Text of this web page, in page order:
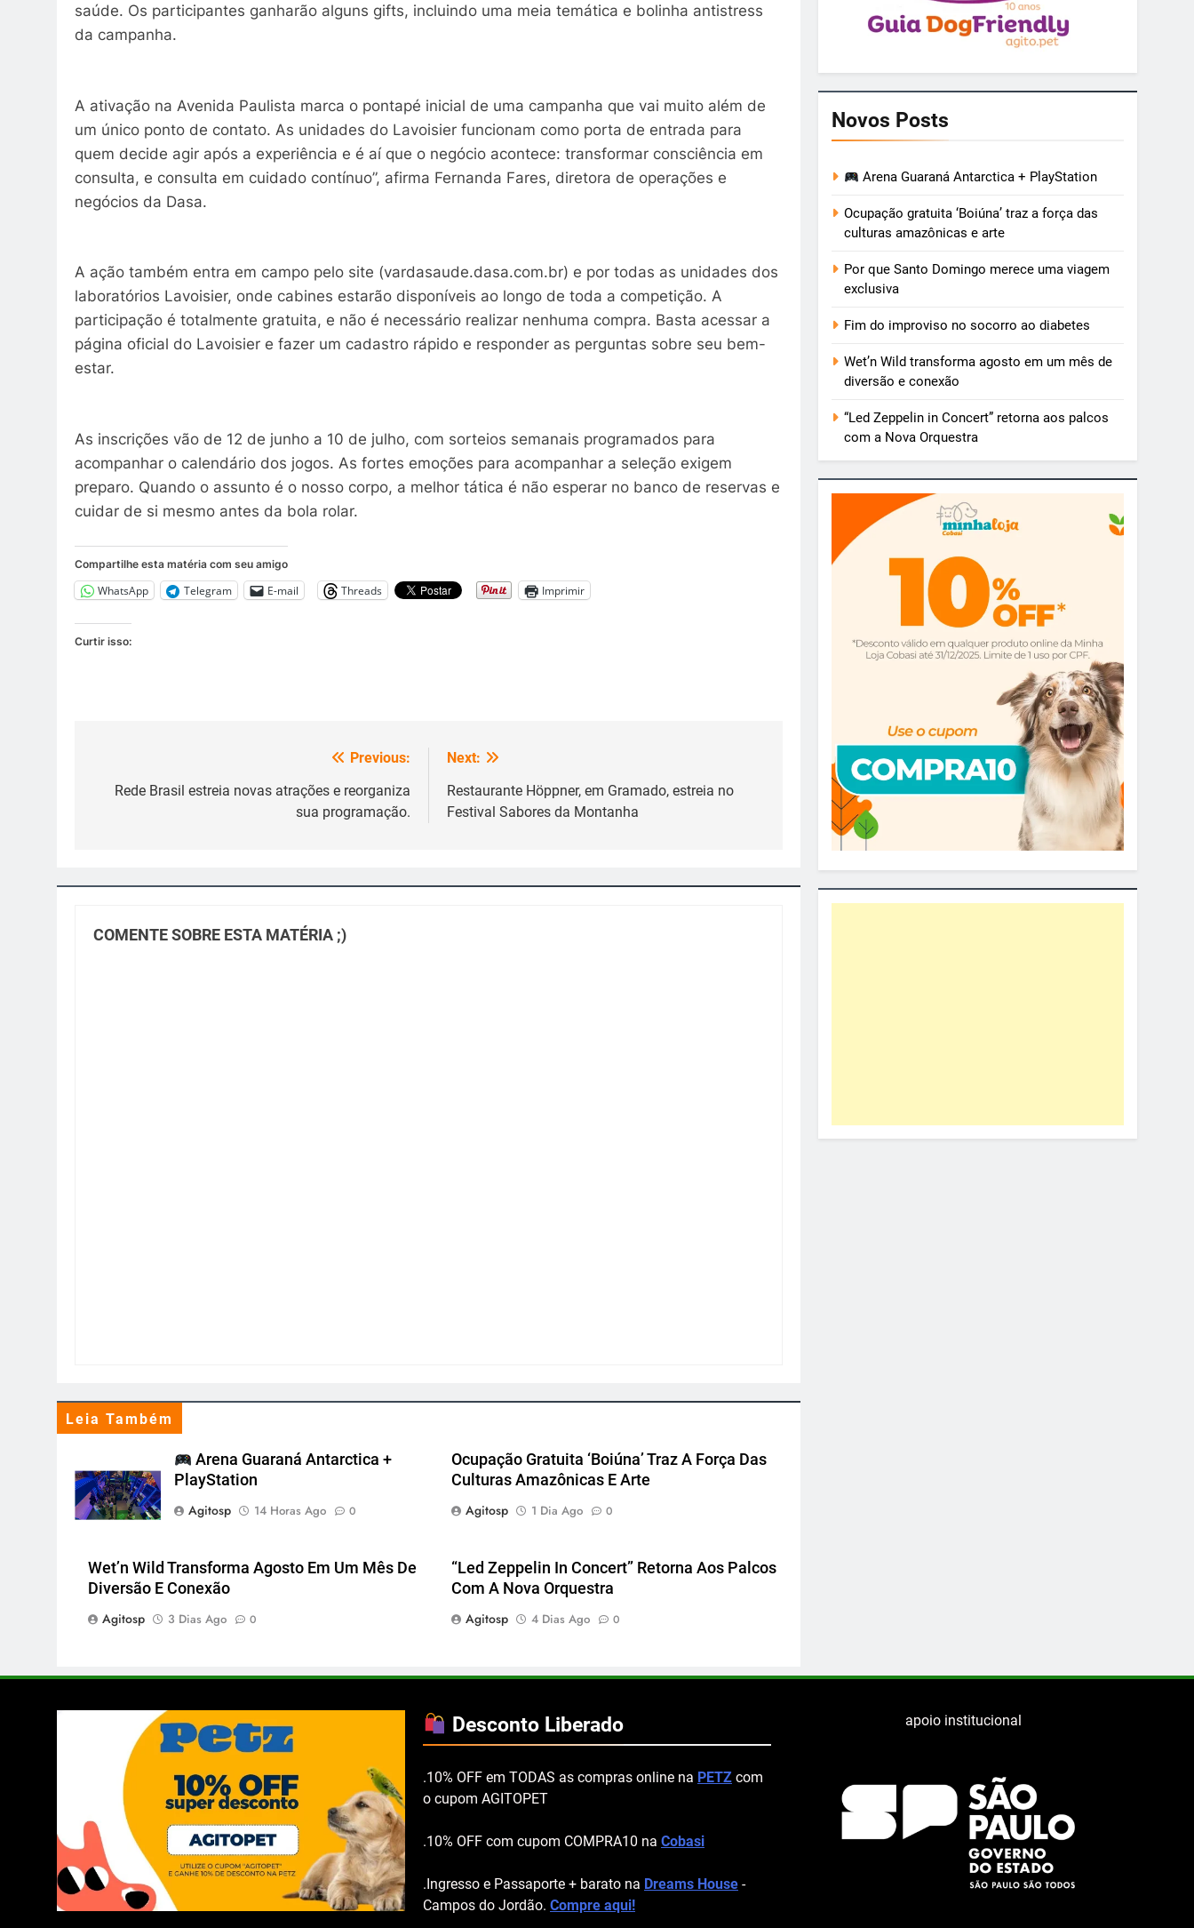
saúde. Os participantes ganharão alguns gifts, incluindo uma meia temática e bolinha antistress
da campanha.
A ativação na Avenida Paulista marca o pontapé inicial de uma campanha que vai muito além de
um único ponto de contato. As unidades do Lavoisier funcionam como porta de entrada para
quem decide agir após a experiência e é aí que o negócio acontece: transformar consciência em
consulta, e consulta em cuidado contínuo”, afirma Fernanda Fares, diretora de operações e
negócios da Dasa.
A ação também entra em campo pelo site (vardasaude.dasa.com.br) e por todas as unidades dos
laboratórios Lavoisier, onde cabines estarão disponíveis ao longo de toda a competição. A
participação é totalmente gratuita, e não é necessário realizar nenhuma compra. Basta acessar a
página oficial do Lavoisier e fazer um cadastro rápido e responder as perguntas sobre seu bem-
estar.
As inscrições vão de 12 de junho a 10 de julho, com sorteios semanais programados para
acompanhar o calendário dos jogos. As fortes emoções para acompanhar a seleção exigem
preparo. Quando o assunto é o nosso corpo, a melhor tática é não esperar no banco de reservas e
cuidar de si mesmo antes da bola rolar.
Compartilhe esta matéria com seu amigo
WhatsApp Telegram E-mail Threads Imprimir
Curtir isso:
Previous:
Rede Brasil estreia novas atrações e reorganiza
sua programação.
Next:
Restaurante Höppner, em Gramado, estreia no
Festival Sabores da Montanha
COMENTE SOBRE ESTA MATÉRIA ;)
Leia Também
Arena Guaraná Antarctica +
PlayStation
Agitosp
14 Horas Ago 0
Ocupação Gratuita ‘Boiúna’ Traz A Força Das
Culturas Amazônicas E Arte
Agitosp
1 Dia Ago 0
Wet’n Wild Transforma Agosto Em Um Mês De
Diversão E Conexão
Agitosp
3 Dias Ago 0
“Led Zeppelin In Concert” Retorna Aos Palcos
Com A Nova Orquestra
Agitosp
4 Dias Ago 0
Novos Posts
Arena Guaraná Antarctica + PlayStation
Ocupação gratuita ‘Boiúna’ traz a força das
culturas amazônicas e arte
Por que Santo Domingo merece uma viagem
exclusiva
Fim do improviso no socorro ao diabetes
Wet’n Wild transforma agosto em um mês de
diversão e conexão
“Led Zeppelin in Concert” retorna aos palcos
com a Nova Orquestra
Desconto Liberado
.10% OFF em TODAS as compras online na PETZ com
o cupom AGITOPET
.10% OFF com cupom COMPRA10 na Cobasi
.Ingresso e Passaporte + barato na Dreams House -
Campos do Jordão. Compre aqui!
apoio institucional